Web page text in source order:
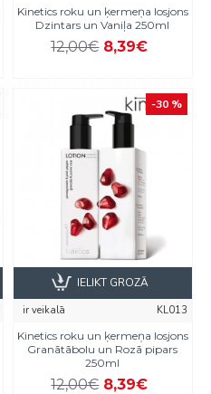
Kinetics roku un ķermeņa losjons
Dzintars un Vaniļa 250ml
12,00€ 8,39€
-30 %
ir veikalā
KL013
Kinetics roku un ķermeņa losjons
Granātābolu un Rozā pipars
250ml
12,00€ 8,39€
IELIKT GROZĀ